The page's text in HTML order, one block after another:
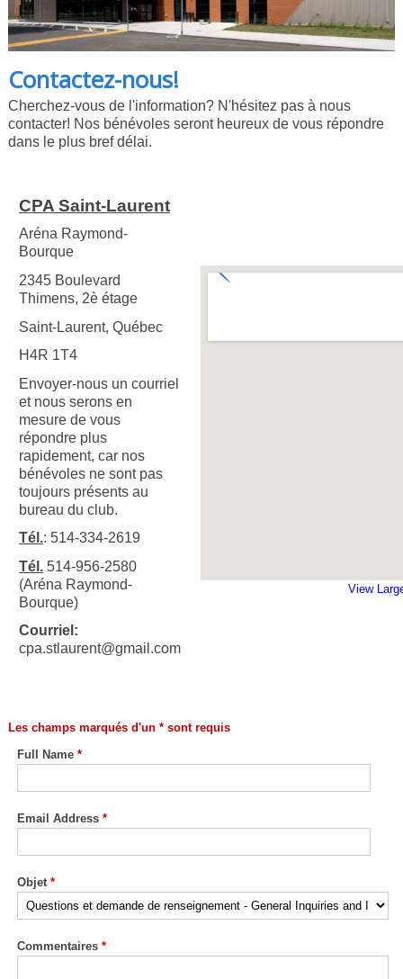
Contactez-nous!
Cherchez-vous de l'information? N'hésitez pas à nous
contacter! Nos bénévoles seront heureux de vous répondre
dans le plus bref délai.
CPA Saint-Laurent
Aréna Raymond-
Bourque
2345 Boulevard
Thimens, 2è étage
Saint-Laurent, Québec
H4R 1T4
Envoyer-nous un courriel
et nous serons en
mesure de vous
répondre plus
rapidement, car nos
bénévoles ne sont pas
toujours présents au
bureau du club.
Tél.: 514-334-2619
Tél. 514-956-2580
(Aréna Raymond-
Bourque)
Courriel:
cpa.stlaurent@gmail.com
View
Les champs marqués d'un * sont requis
Full Name *
Email Address *
Objet *
Commentaires *